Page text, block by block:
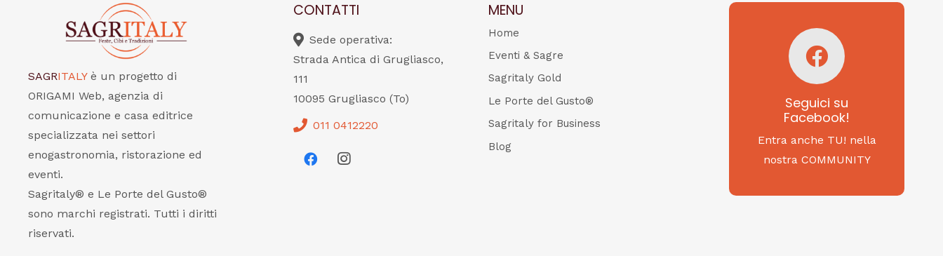
SAGRITALY è un progetto di
ORIGAMI Web, agenzia di
comunicazione e casa editrice
specializzata nei settori
enogastronomia, ristorazione ed
eventi.
Sagritaly® e Le Porte del Gusto®
sono marchi registrati. Tutti i diritti
riservati.
CONTATTI
Sede operativa:
Strada Antica di Grugliasco,
111
10095 Grugliasco (To)
011 0412220
MENU
Home
Eventi & Sagre
Sagritaly Gold
Le Porte del Gusto®
Sagritaly for Business
Blog
Seguici su
Facebook!
Entra anche TU! nella
nostra COMMUNITY
Seguici su
Facebook!
SAGRITALY
Feste, cibi e tradizioni
da Nord a Sud...